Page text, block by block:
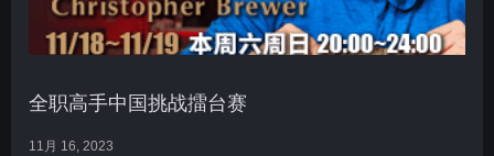
全职高手中国挑战擂台赛
11月 16, 2023